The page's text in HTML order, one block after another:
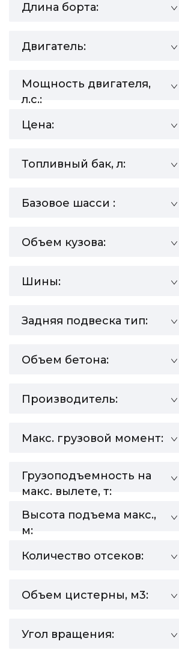
Длина борта:
Двигатель:
Мощность двигателя,
л.с.:
Цена:
Топливный бак, л:
Базовое шасси :
Объем кузова:
Шины:
Задняя подвеска тип:
Объем бетона:
Производитель:
Макс. грузовой момент:
Грузоподъемность на
макс. вылете, т:
Высота подъема макс.,
м:
Количество отсеков:
Объем цистерны, м3:
Угол вращения: